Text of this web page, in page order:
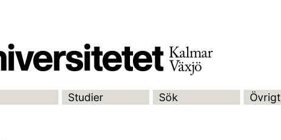
Studier Sök Övrigt